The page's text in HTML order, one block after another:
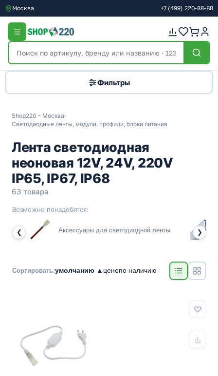
Москва +7 (499) 220-88-88
Фильтры
Shop220 - Москва/
Светодиодные ленты, модули, профили, блоки питания
Лента светодиодная
неоновая 12V, 24V, 220V
IP65, IP67, IP68
63 товара
Возможно понадобятся:
❮ Аксессуары для светодиодной ленты ❯
Сортировать:умолчанию ▲ ценепо наличию